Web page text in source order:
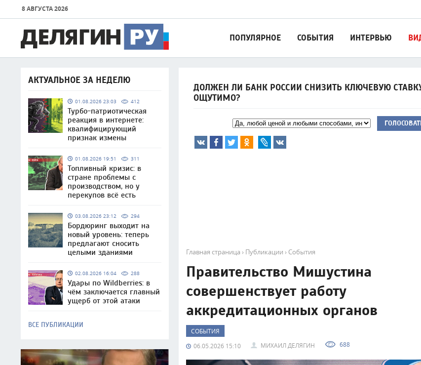
8 АВГУСТА 2026
ПОПУЛЯРНОЕ СОБЫТИЯ ИНТЕРВЬЮ
АКТУАЛЬНОЕ ЗА НЕДЕЛЮ
01.08.2026 23:03 412
Турбо-патриотическая
реакция в интернете:
квалифицирующий
признак измены
01.08.2026 19:51 311
Топливный кризис: в
стране проблемы с
производством, но у
перекупов всё есть
03.08.2026 23:12 294
Бордюринг выходит на
новый уровень: теперь
предлагают сносить
целыми зданиями
02.08.2026 16:04 288
Удары по Wildberries: в
чём заключается главный
ущерб от этой атаки
ВСЕ ПУБЛИКАЦИИ
ДОЛЖЕН ЛИ БАНК РОССИИ СНИЗИТЬ КЛЮЧЕВУЮ
ОЩУТИМО?
Главная страница › Публикации › События
Правительство Мишустина
совершенствует работу
аккредитационных органов
СОБЫТИЯ
06.05.2026 15:10
МИХАИЛ ДЕЛЯГИН 688